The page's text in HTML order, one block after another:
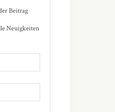
Beitrag
Neuigkeiten